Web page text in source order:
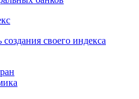
своего индекса